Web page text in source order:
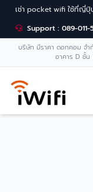
เช่า pocket wifi ใช้ที่ญี่
Support : 089-011-
บริษัท มีราคา ดอทคอม จ
อาคาร D ชั้